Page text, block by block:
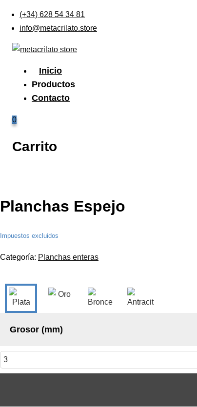
Skip
content
(+34) 628 54 34 81
info@metacrilato.store
Inicio
Productos
Contacto
0
Carrito
Planchas Espejo
Impuestos excluidos
Categoría: Planchas enteras
Grosor (mm)